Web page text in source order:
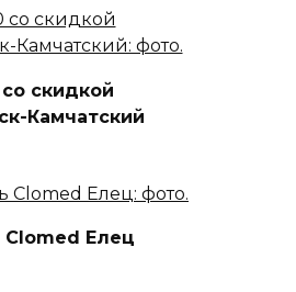
скидкой
Камчатский
Clomed Елец